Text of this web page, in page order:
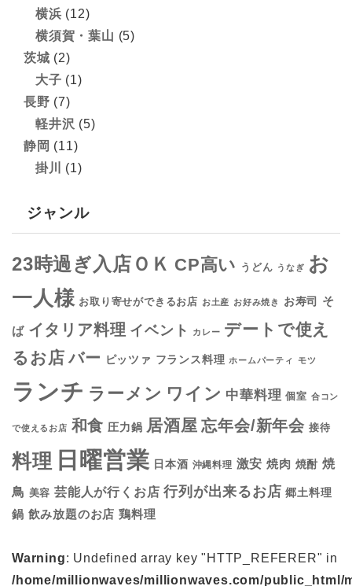
横浜 (12)
横須賀・葉山 (5)
茨城 (2)
大子 (1)
長野 (7)
軽井沢 (5)
静岡 (11)
掛川
(1)
ジャンル
23時過ぎ入店ＯＫ CP高い うどん うなぎ お
一人様 お取り寄せができるお店 お土産 お好み焼き お寿司 そ
ば イタリア料理 イベント カレー デートで使え
るお店 バー ピッツァ フランス料理 ホームパーティ モツ
ランチ ラーメン ワイン 中華料理 個室 合コン
で使えるお店 和食 圧力鍋 居酒屋 忘年会/新年会 接待
料理 日曜営業 日本酒 沖縄料理 激安 焼肉 焼酎 焼
鳥 美容 芸能人が行くお店 行列が出来るお店 郷土料理
鍋 飲み放題のお店 鶏料理
Warning: Undefined array key "HTTP_REFERER" in
/home/millionwaves/millionwaves.com/public_html/